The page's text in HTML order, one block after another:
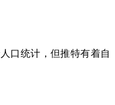
人口统计，但推特有着自